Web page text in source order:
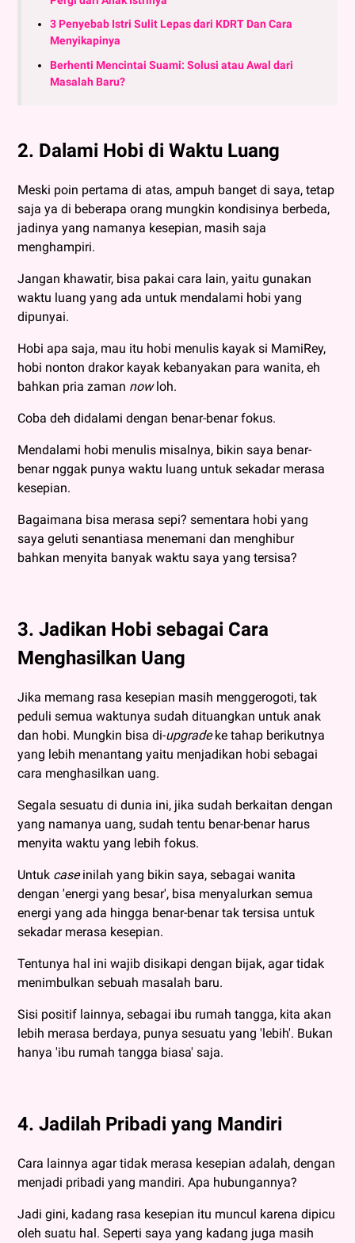
3 Penyebab Istri Sulit Lepas dari KDRT Dan Cara
Menyikapinya
Berhenti Mencintai Suami: Solusi atau Awal dari
Masalah Baru?
2. Dalami Hobi di Waktu Luang
Meski poin pertama di atas, ampuh banget di saya, tetap
saja ya di beberapa orang mungkin kondisinya berbeda,
jadinya yang namanya kesepian, masih saja
menghampiri.
Jangan khawatir, bisa pakai cara lain, yaitu gunakan
waktu luang yang ada untuk mendalami hobi yang
dipunyai.
Hobi apa saja, mau itu hobi menulis kayak si MamiRey,
hobi nonton drakor kayak kebanyakan para wanita, eh
bahkan pria zaman nowloh.
Coba deh didalami dengan benar-benar fokus.
Mendalami hobi menulis misalnya, bikin saya benar-
benar nggak punya waktu luang untuk sekadar merasa
kesepian.
Bagaimana bisa merasa sepi? sementara hobi yang
saya geluti senantiasa menemani dan menghibur
bahkan menyita banyak waktu saya yang tersisa?
3. Jadikan Hobi sebagai Cara
Menghasilkan Uang
Jika memang rasa kesepian masih menggerogoti, tak
peduli semua waktunya sudah dituangkan untuk anak
dan hobi. Mungkin bisa di-upgradeke tahap berikutnya
yang lebih menantang yaitu menjadikan hobi sebagai
cara menghasilkan uang.
Segala sesuatu di dunia ini, jika sudah berkaitan dengan
yang namanya uang, sudah tentu benar-benar harus
menyita waktu yang lebih fokus.
Untuk caseinilah yang bikin saya, sebagai wanita
dengan 'energi yang besar', bisa menyalurkan semua
energi yang ada hingga benar-benar tak tersisa untuk
sekadar merasa kesepian.
Tentunya hal ini wajib disikapi dengan bijak, agar tidak
menimbulkan sebuah masalah baru.
Sisi positif lainnya, sebagai ibu rumah tangga, kita akan
lebih merasa berdaya, punya sesuatu yang 'lebih'. Bukan
hanya 'ibu rumah tangga biasa' saja.
4. Jadilah Pribadi yang Mandiri
Cara lainnya agar tidak merasa kesepian adalah, dengan
menjadi pribadi yang mandiri. Apa hubungannya?
Jadi gini, kadang rasa kesepian itu muncul karena dipicu
oleh suatu hal. Seperti saya yang kadang juga masih